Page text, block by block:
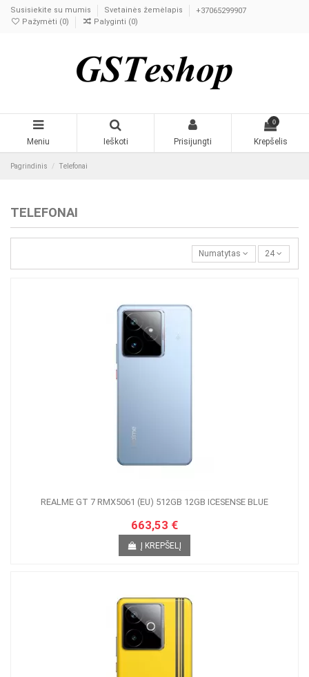
Susisiekite su mumis Svetainės žemėlapis
+37065299907
Pažymėti (0) Palyginti (0)
Meniu Ieškoti Prisijungti
0
Krepšelis
Pagrindinis Telefonai
TELEFONAI
Numatytas 24
REALME GT 7 RMX5061 (EU) 512GB 12GB ICESENSE BLUE
663,53 €
Į KREPŠELĮ